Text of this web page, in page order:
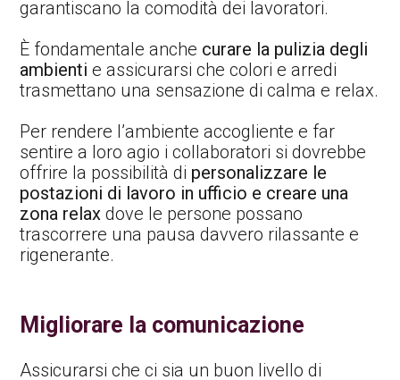
garantiscano la comodità dei lavoratori.
È fondamentale anche curare la pulizia degli
ambienti e assicurarsi che colori e arredi
trasmettano una sensazione di calma e relax.
Per rendere l’ambiente accogliente e far
sentire a loro agio i collaboratori si dovrebbe
offrire la possibilità di personalizzare le
postazioni di lavoro in ufficio e creare una
zona relax dove le persone possano
trascorrere una pausa davvero rilassante e
rigenerante.
Migliorare la comunicazione
Assicurarsi che ci sia un buon livello di